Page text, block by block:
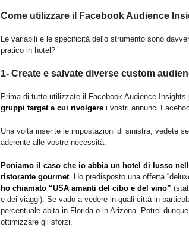
Come utilizzare il Facebook Audience
Le variabili e le specificità dello strumento sono
pratico in hotel?
1- Create e salvate diverse custom
Prima di tutto utilizzate il Facebook Audience
gruppi target a cui rivolgere i vostri annunci
Una volta inserite le impostazioni di sinistra, vedete
aderente alle vostre necessità.
Poniamo il caso che io abbia un hotel di lusso
ristorante gourmet. Ho predisposto una offerta
ho chiamato “USA amanti del cibo e del vino”
e dei viaggi). Se vado a vedere in quali città in
percentuale abita in Florida o in Arizona. Potrei
ottimizzare gli sforzi.